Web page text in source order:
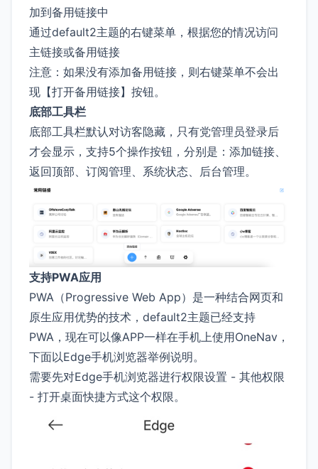
加到备用链接中
通过default2主题的右键菜单，根据您的情况访问
主链接或备用链接
注意：如果没有添加备用链接，则右键菜单不会出
现【打开备用链接】按钮。
底部工具栏
底部工具栏默认对访客隐藏，只有党管理员登录后
才会显示，支持5个操作按钮，分别是：添加链接、
返回顶部、订阅管理、系统状态、后台管理。
支持PWA应用
PWA（Progressive Web App）是一种结合网页和
原生应用优势的技术，default2主题已经支持
PWA，现在可以像APP一样在手机上使用OneNav，
下面以Edge手机浏览器举例说明。
需要先对Edge手机浏览器进行权限设置 - 其他权限
- 打开桌面快捷方式这个权限。